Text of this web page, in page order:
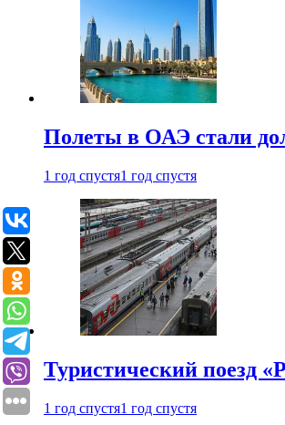
Полеты в ОАЭ стали
1 год спустя1 год спустя
Туристический поезд
1 год спустя1 год спустя